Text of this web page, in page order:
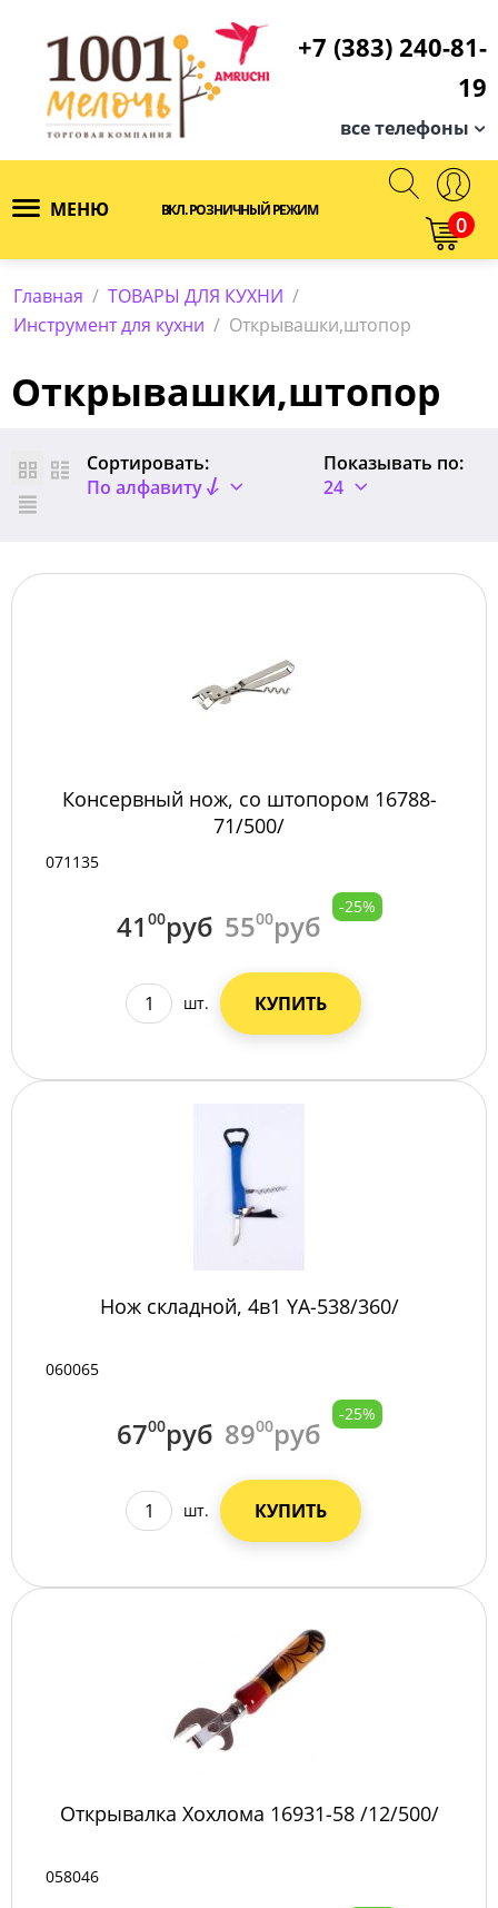
+7 (383) 240-81-
19
все телефоны
МЕНЮ ВКЛ. РОЗНИЧНЫЙ РЕЖИМ
0
Главная / ТОВАРЫ ДЛЯ КУХНИ /
Инструмент для кухни / Открывашки,штопор
Открывашки,штопор
Сортировать:
По алфавиту
Показывать по:
24
Консервный нож, со штопором 16788-
71/500/
071135
41 00руб 5500руб
-25%
шт. КУПИТЬ
Нож складной, 4в1 YA-538/360/
060065
6700руб 8900руб
-25%
шт. КУПИТЬ
Открывалка Хохлома 16931-58 /12/500/
058046